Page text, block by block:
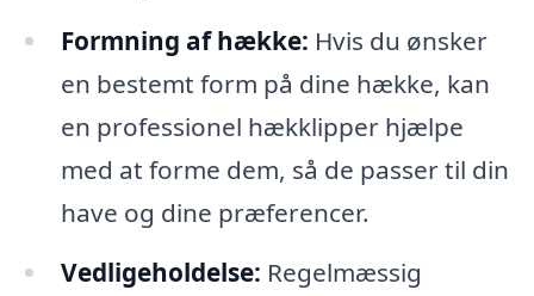
Formning af hække: Hvis du ønsker
en bestemt form på dine hække, kan
en professionel hækklipper hjælpe
med at forme dem, så de passer til din
have og dine præferencer.
Vedligeholdelse: Regelmæssig